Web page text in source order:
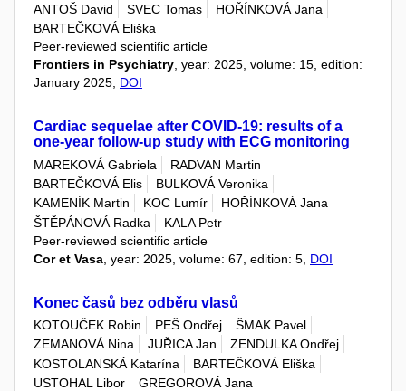
ANTOŠ David SVEC Tomas
HOŘÍNKOVÁ Jana
BARTEČKOVÁ Eliška
Peer-reviewed scientific article
Frontiers in Psychiatry, year: 2025, volume: 15, edition:
January 2025, DOI
Cardiac sequelae after COVID-19: results of a
one-year follow-up study with ECG monitoring
MAREKOVÁ Gabriela
RADVAN Martin
BARTEČKOVÁ Elis
BULKOVÁ Veronika
KAMENÍK Martin
KOC Lumír
HOŘÍNKOVÁ Jana
ŠTĚPÁNOVÁ Radka
KALA Petr
Peer-reviewed scientific article
Cor et Vasa , year: 2025, volume: 67, edition: 5, DOI
Konec časů bez odběru vlasů
KOTOUČEK Robin PEŠ Ondřej
ŠMAK Pavel
ZEMANOVÁ Nina
JUŘICA Jan
ZENDULKA Ondřej
KOSTOLANSKÁ Katarína
BARTEČKOVÁ Eliška
USTOHAL Libor
GREGOROVÁ Jana